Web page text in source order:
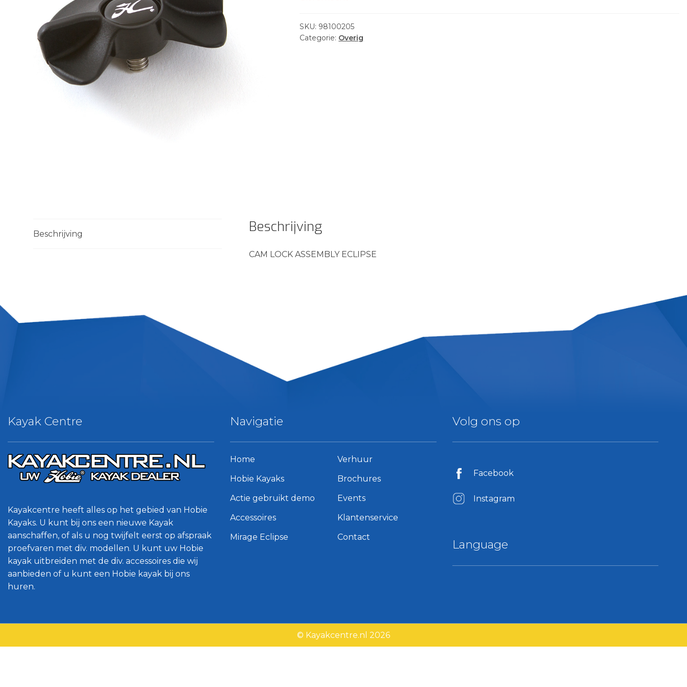
SKU: 98100205
Categorie: Overig
Beschrijving Beschrijving
CAM LOCK ASSEMBLY ECLIPSE
Kayak Centre
Kayakcentre heeft alles op het gebied van Hobie
Kayaks. U kunt bij ons een nieuwe Kayak
aanschaffen, of als u nog twijfelt eerst op afspraak
proefvaren met div. modellen. U kunt uw Hobie
kayak uitbreiden met de div. accessoires die wij
aanbieden of u kunt een Hobie kayak bij ons
huren.
Navigatie
Home
Hobie Kayaks
Actie gebruikt demo
Accessoires
Mirage Eclipse
Verhuur
Brochures
Events
Klantenservice
Contact
Volg ons op
Facebook
Instagram
Language
© Kayakcentre.nl 2026